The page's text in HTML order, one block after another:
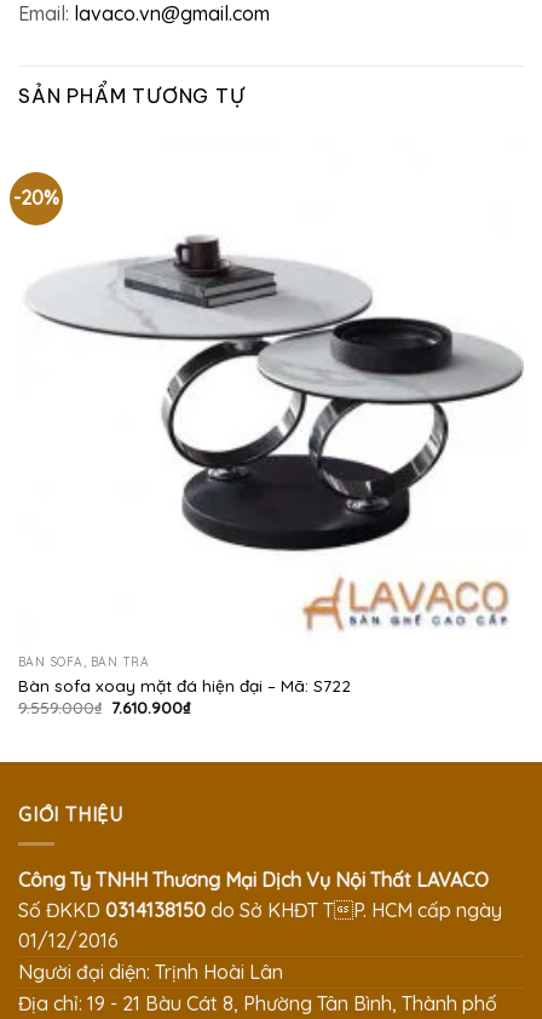
Email: lavaco.vn@gmail.com
SẢN PHẨM TƯƠNG TỰ
-20%
BÀN SOFA, BÀN TRÀ
Bàn sofa xoay mặt đá hiện đại – Mã: S722
9.559.000₫ Giá
7.610.900₫Giá
7.610.900₫.
GIỚI THIỆU
Công Ty TNHH Thương Mại Dịch Vụ Nội Thất LAVACO
Số ĐKKD 0314138150 do Sở KHĐT TP. HCM cấp ngày
01/12/2016
Người đại diện: Trịnh Hoài Lân
Địa chỉ: 19 - 21 Bàu Cát 8, Phường Tân Bình, Thành phố